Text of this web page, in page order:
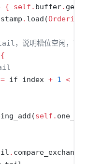
{ self . buffer.
stamp . load(
说明槽位空闲，可以
{
= if index + 1 <
self .
.